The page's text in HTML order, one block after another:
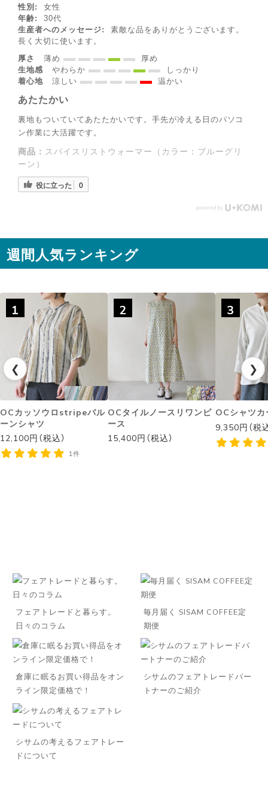
性別:
女性
年齢:
30代
生産者へのメッセージ:
素敵な品をありがとうございます。
長く大切に使います。
厚さ
薄め
厚め
生地感
やわらか
しっかり
着心地
涼しい 温かい
あたたかい
裏地もついていてあたたかいです。手先が冷える日のパソコ
ン作業に大活躍です。
商品： スパイスリストウォーマー（カラー：ブルーグリ
ーン）
役に立った 0
週間人気ランキング
❮
1
OCカッソウロstripeバル
ーンシャツ
12,100円（税込）
1件
2
OCタイルノースリワンピ
ース
15,400円（税込）
3
OCシャツ
9,350円（税
❯
フェアトレードと暮らす。
日々のコラム
毎月届く SISAM COFFEE定
期便
倉庫に眠るお買い得品をオン
ライン限定価格で！
シサムのフェアトレードパー
トナーのご紹介
シサムの考えるフェアトレー
ドについて